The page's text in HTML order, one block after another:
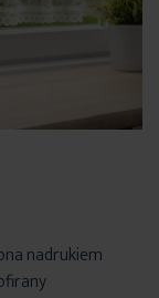
nadrukiem